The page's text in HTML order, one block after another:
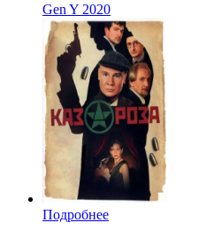
Gen Y 2020
Подробнее